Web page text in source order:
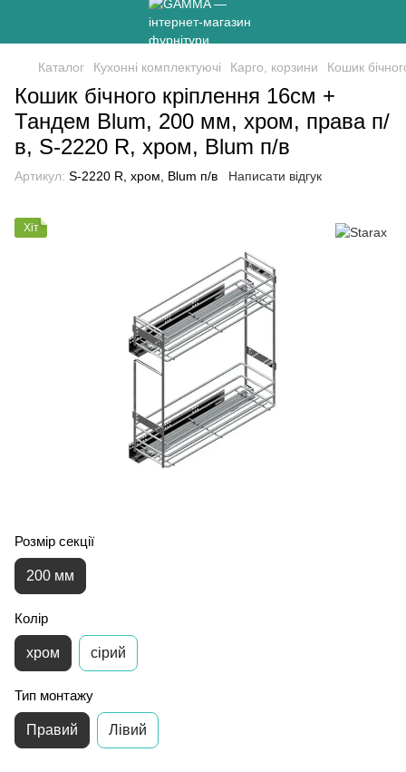
Каталог Кухонні комплектуючі Карго, корзини Кошик
Кошик бічного кріплення 16см +
Тандем Blum, 200 мм, хром, права п/
в, S-2220 R, хром, Blum п/в
Артикул: S-2220 R, хром, Blum п/в Написати відгук
Хіт
Розмір секції
200 мм
Колір
хром сірий
Тип монтажу
Правий Лівий